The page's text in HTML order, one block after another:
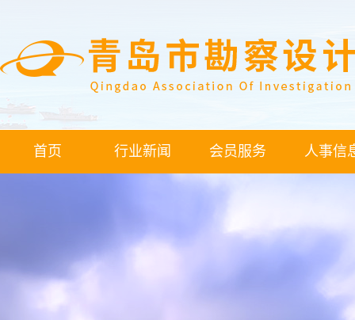
首页 行业新闻 会员服务 人事信